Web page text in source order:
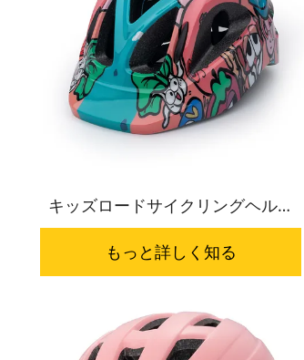
キッズロードサイクリングヘルメ
ット HC-020 漫画デザイン
もっと詳しく知る